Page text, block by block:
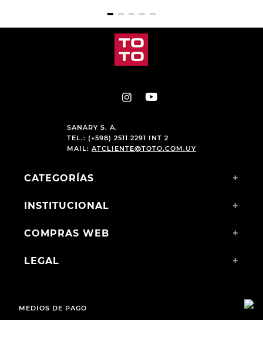
SANARY S. A.
TEL.: (+598) 2511 2291 INT 2
MAIL: ATCLIENTE@TOTO.COM.UY
CATEGORÍAS +
INSTITUCIONAL +
COMPRAS WEB +
LEGAL +
MEDIOS DE PAGO